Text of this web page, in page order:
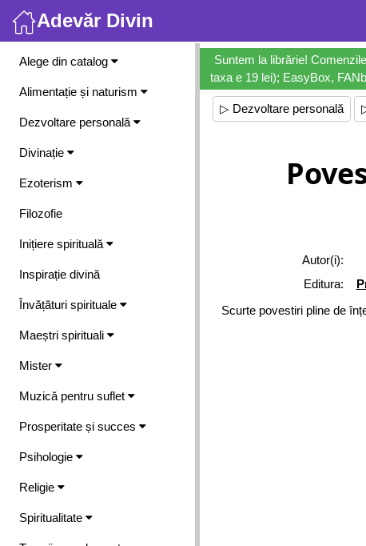
Adevăr Divin
Meniu
Alege din catalog
Alimentație și naturism
Dezvoltare personală
Divinație
Ezoterism
Filozofie
Inițiere spirituală
Inspirație divină
Învățături spirituale
Maeștri spirituali
Mister
Muzică pentru suflet
Prosperitate și succes
Psihologie
Religie
Spiritualitate
Suntem la librărie!
taxa e 19 lei); EasyBox,
▷ Dezvoltare personală
Autor(i):
Editura:
Scurte povestiri pline de